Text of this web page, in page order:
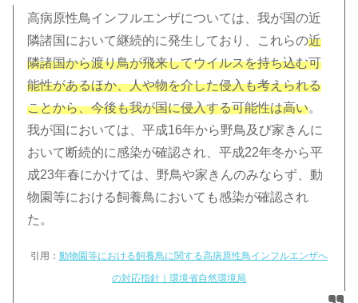
高病原性鳥インフルエンザについては、我が国の近
隣諸国において継続的に発生しており、これらの近
隣諸国から渡り鳥が飛来してウイルスを持ち込む可
能性があるほか、人や物を介した侵入も考えられる
ことから、今後も我が国に侵入する可能性は高い。
我が国においては、平成16年から野鳥及び家きんに
おいて断続的に感染が確認され、平成22年冬から平
成23年春にかけては、野鳥や家きんのみならず、動
物園等における飼養鳥においても感染が確認され
た。
引用： 動物園等における飼養鳥に関する高病原性鳥インフルエンザへ
の対応指針｜環境省自然環境局